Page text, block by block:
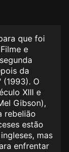
que foi
e
da
(1993). O
XIII e
Gibson),
rebelião
estão
mas
enfrentar